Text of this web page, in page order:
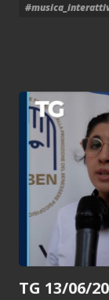
TG 13/06/